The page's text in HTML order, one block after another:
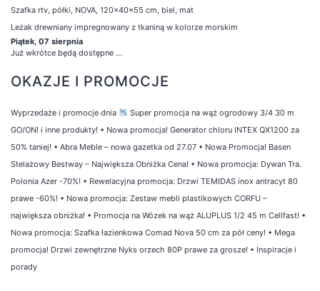
Szafka rtv, półki, NOVA, 120x40x55 cm, biel, mat
Leżak drewniany impregnowany z tkaniną w kolorze morskim
Piątek, 07 sierpnia
Już wkrótce będą dostępne ...
OKAZJE I PROMOCJE
Wyprzedaże i promocje dnia
Super promocja na wąż ogrodowy 3/4 30 m
GO/ON! i inne produkty! • Nowa promocja! Generator chloru INTEX QX1200 za
50% taniej! • Abra Meble – nowa gazetka od 27.07 • Nowa Promocja! Basen
Stelażowy Bestway – Największa Obniżka Cena! • Nowa promocja: Dywan Tra.
Polonia Azer -70%! • Rewelacyjna promocja: Drzwi TEMIDAS inox antracyt 80
prawe -60%! • Nowa promocja: Zestaw mebli plastikowych CORFU –
największa obniżka! • Promocja na Wózek na wąż ALUPLUS 1/2 45 m Cellfast! •
Nowa promocja: Szafka łazienkowa Comad Nova 50 cm za pół ceny! • Mega
promocja! Drzwi zewnętrzne Nyks orzech 80P prawe za grosze! • Inspiracje i
porady